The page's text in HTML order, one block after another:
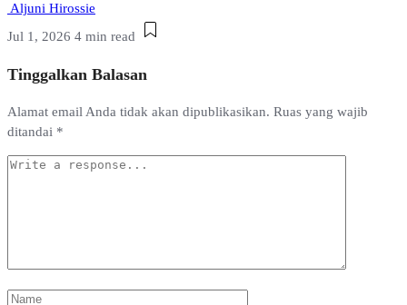
Aljuni Hirossie
Jul 1, 2026 4 min read
Tinggalkan Balasan
Alamat email Anda tidak akan dipublikasikan. Ruas yang wajib
ditandai *